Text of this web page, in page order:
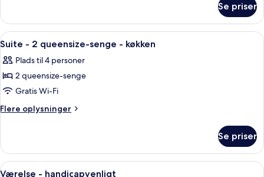
senge
-
queensize-
Se priser
Indlæs
alle
billeder
af
Suite
-
senge
køkken
Et hotelværelse med en mørkebrun
9
Suite - 2 queensize-senge - køkken
Plads til 4 personer
2 queensize-senge
Gratis Wi-Fi
Flere oplysninger
Flere
-
queensize-
Se priser
Indlæs
Et hotelværelse med en stor seng,
4
Værelse - handicapvenligt